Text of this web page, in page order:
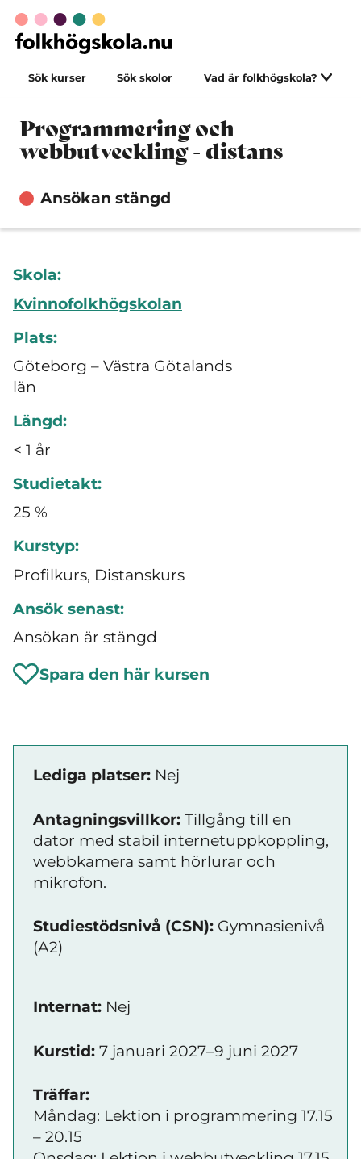
Sök kurser Sök skolor Vad är folkhögskola?
Programmering och
webbutveckling - distans
Ansökan stängd
Skola:
Kvinnofolkhögskolan
Plats:
Göteborg – Västra Götalands
län
Längd:
< 1 år
Studietakt:
25 %
Kurstyp:
Profilkurs, Distanskurs
Ansök senast:
Ansökan är stängd
Spara den här kursen
Lediga platser: Nej
Antagningsvillkor: Tillgång till en
dator med stabil internetuppkoppling,
webbkamera samt hörlurar och
mikrofon.
Studiestödsnivå (CSN): Gymnasienivå
(A2)
Internat: Nej
Kurstid: 7 januari 2027–9 juni 2027
Träffar:
Måndag: Lektion i programmering 17.15
– 20.15